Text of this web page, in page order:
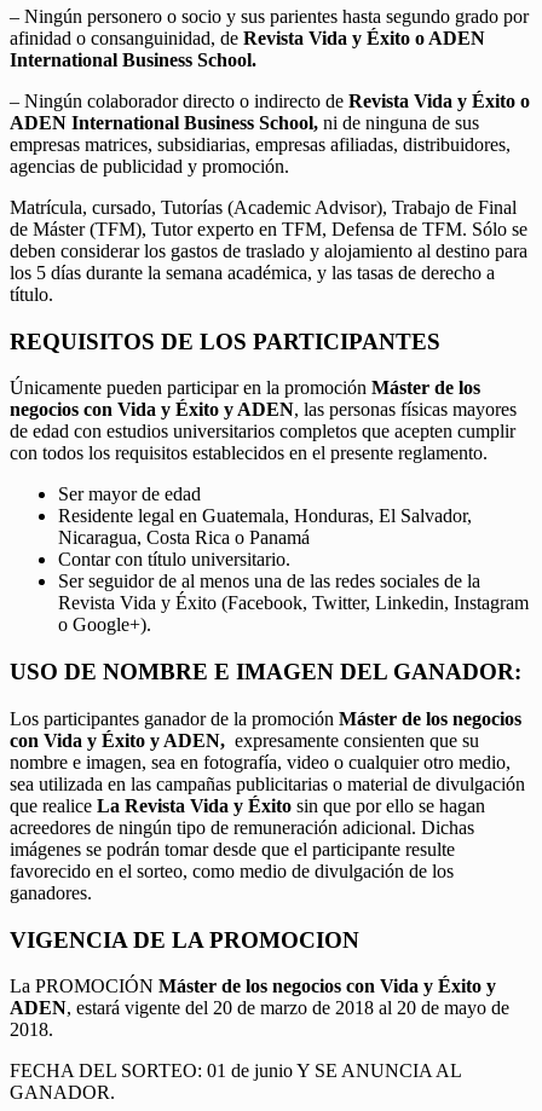
– Ningún personero o socio y sus parientes hasta segundo grado por
afinidad o consanguinidad, de Revista Vida y Éxito o ADEN
International Business School.
– Ningún colaborador directo o indirecto de Revista Vida y Éxito o
ADEN International Business School, ni de ninguna de sus
empresas matrices, subsidiarias, empresas afiliadas, distribuidores,
agencias de publicidad y promoción.
Matrícula, cursado, Tutorías (Academic Advisor), Trabajo de Final
de Máster (TFM), Tutor experto en TFM, Defensa de TFM. Sólo se
deben considerar los gastos de traslado y alojamiento al destino para
los 5 días durante la semana académica, y las tasas de derecho a
título.
REQUISITOS DE LOS PARTICIPANTES
Únicamente pueden participar en la promoción Máster de los
negocios con Vida y Éxito y ADEN, las personas físicas mayores
de edad con estudios universitarios completos que acepten cumplir
con todos los requisitos establecidos en el presente reglamento.
Ser mayor de edad
Residente legal en Guatemala, Honduras, El Salvador,
Nicaragua, Costa Rica o Panamá
Contar con título universitario.
Ser seguidor de al menos una de las redes sociales de la
Revista Vida y Éxito (Facebook, Twitter, Linkedin, Instagram
o Google+).
USO DE NOMBRE E IMAGEN DEL GANADOR:
Los participantes ganador de la promoción Máster de los negocios
con Vida y Éxito y ADEN, expresamente consienten que su
nombre e imagen, sea en fotografía, video o cualquier otro medio,
sea utilizada en las campañas publicitarias o material de divulgación
que realice La Revista Vida y Éxito sin que por ello se hagan
acreedores de ningún tipo de remuneración adicional. Dichas
imágenes se podrán tomar desde que el participante resulte
favorecido en el sorteo, como medio de divulgación de los
ganadores.
VIGENCIA DE LA PROMOCION
La PROMOCIÓN Máster de los negocios con Vida y Éxito y
ADEN, estará vigente del 20 de marzo de 2018 al 20 de mayo de
2018.
FECHA DEL SORTEO: 01 de junio Y SE ANUNCIA AL
GANADOR.